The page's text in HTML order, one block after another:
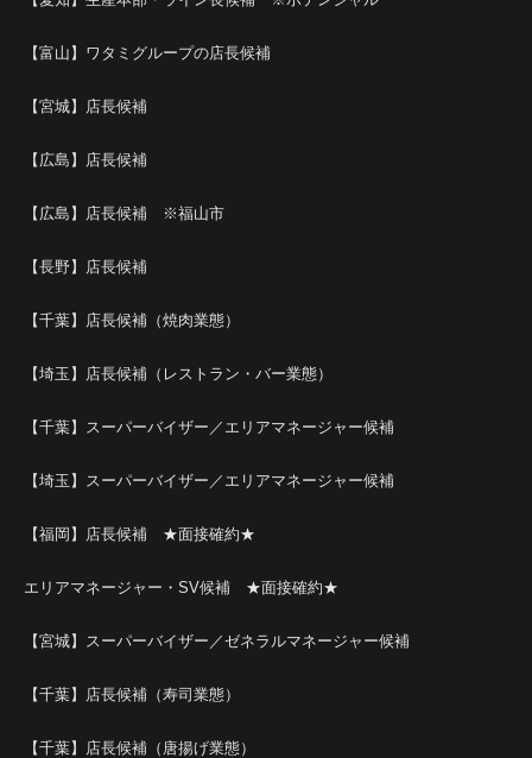
【富山】ワタミグループの店長候補
【宮城】店長候補
【広島】店長候補
【広島】店長候補 ※福山市
【長野】店長候補
【千葉】店長候補（焼肉業態）
【埼玉】店長候補（レストラン・バー業態）
【千葉】スーパーバイザー／エリアマネージャー候補
【埼玉】スーパーバイザー／エリアマネージャー候補
【福岡】店長候補 ★面接確約★
エリアマネージャー・SV候補 ★面接確約★
【宮城】スーパーバイザー／ゼネラルマネージャー候補
【千葉】店長候補（寿司業態）
【千葉】店長候補（唐揚げ業態）